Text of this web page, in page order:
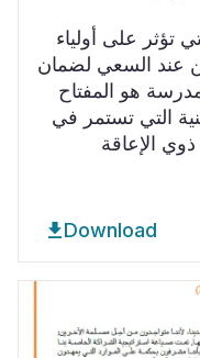
تؤثر على أولياء
عند السعي لضمان
هو المفتاح
التي تستمر في
الإعاقة
Download